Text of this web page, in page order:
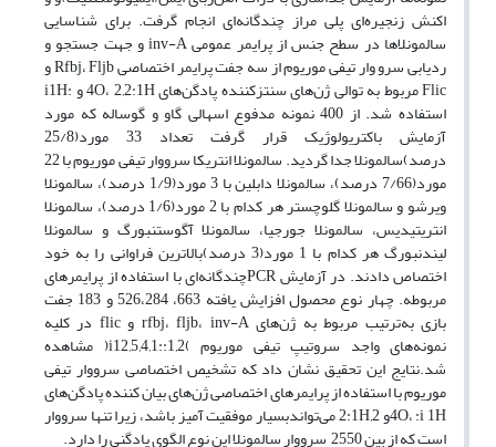
اکنش زنجیره‌ای پلی مراز چندگانه‌ای انجام گرفت. برای شناسایی
سالمونلا‌ها در سطح جنس از پرایمر عمومی inv-A ‌و جهت جستجو و
ردیابی سرو وار تیفی موریوم از سه جفت پرایمر اختصاصی Rfbj، Fljb ‌و
Flic ‌مربوط به توالی ژن‌های سنتزکننده پادگن‌های 4O، 2‚2:1H ‌و :i1H
‌استفاده شد. از 400 نمونه مدفوع اسهالی گاو و گوساله که مورد
آزمایش باکتریولوژیک قرار گرفت تعداد 33 مورد(25/8
درصد)سالمونلا جدا گردید. سالمونلا انتریکا سرووار تیفی موریوم با 22
مورد(7/66 درصد)، سالمونلا دابلین با 3 مورد(1/9 درصد)، سالمونلا
ویرشو و سالمونلا گلوچستر هر کدام با 2 مورد(1/6 درصد)، سالمونلا
انتریتیدیس، سالمونلا جورجیا، سالمونلا آگوستنبورگ و سالمونلا
لیندنبورگ هر کدام با 1 مورد(3 درصد)بالاترین فراوانی را به خود
اختصاص دادند. در آزمایش PCRچندگانه‌ای با استفاده از پرایمرهای
مربوطه. چهار نوع محصول افزایش یافته 663، 526،284 و 183 جفت
بازی به‌ترتیب مربوط به ژن‌های rfbj، fljb، inv-A ‌و flic ‌در کلیه
نمونه‌های واجد سروتیپ تیفی موریوم ‌)2‚1::i12‚5‚4‚1(‌ مشاهده
شد.‌نتایج این تحقیق نشان داد که تشخیص اختصاصی سرووار تیفی
موریوم با استفاده از پرایمر‌های اختصاصی ژن‌های بیان کننده پادگن‌های
4O، :i 1Hو 2‚2:1H ‌می‌تواندبسیار موفقیت آمیز باشد، زیرا تنها سرووار
است که از بین 2550 ‌ سرووار سالمونلا این نوع الگوی پادگنی را دارد. ‌